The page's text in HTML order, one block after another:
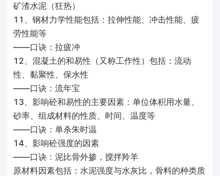
矿渣水泥（狂热）
11、钢材力学性能包括：拉伸性能、冲击性能、疲
劳性能等
——口诀：拉疲冲
12、混凝土的和易性（又称工作性）包括：流动
性、黏聚性、保水性
——口诀：流年宝
13、影响砼和易性的主要因素：单位体积用水量、
砂率、组成材料的性质、时间、温度等
——口诀：单杀朱时温
14、影响砼强度的因素
——口诀：泥比骨外掺，搅拌羚羊
原材料因素包括：水泥强度与水灰比，骨料的种类质